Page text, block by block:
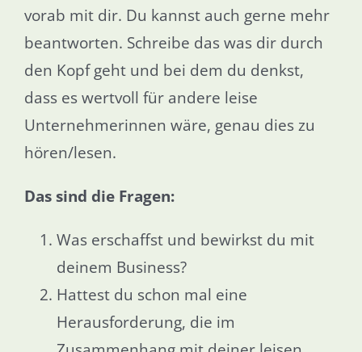
vorab mit dir. Du kannst auch gerne mehr
beantworten. Schreibe das was dir durch
den Kopf geht und bei dem du denkst,
dass es wertvoll für andere leise
Unternehmerinnen wäre, genau dies zu
hören/lesen.
Das sind die Fragen:
Was erschaffst und bewirkst du mit
deinem Business?
Hattest du schon mal eine
Herausforderung, die im